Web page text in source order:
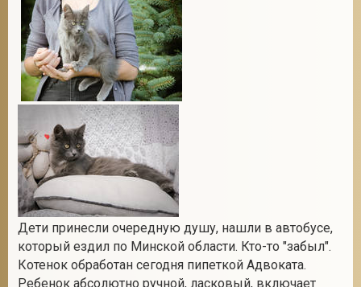
Дети принесли очередную душу, нашли в автобусе,
который ездил по Минской области. Кто-то "забыл".
Котенок обработан сегодня пипеткой Адвоката.
Ребенок абсолютно ручной, ласковый, включает